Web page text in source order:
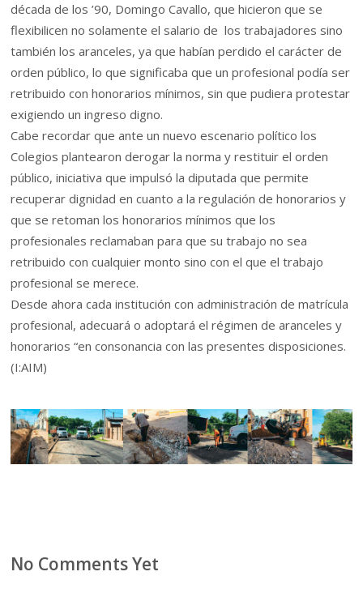
década de los ’90, Domingo Cavallo, que hicieron que se
flexibilicen no solamente el salario de los trabajadores sino
también los aranceles, ya que habían perdido el carácter de
orden público, lo que significaba que un profesional podía ser
retribuido con honorarios mínimos, sin que pudiera protestar
exigiendo un ingreso digno.
Cabe recordar que ante un nuevo escenario político los
Colegios plantearon derogar la norma y restituir el orden
público, iniciativa que impulsó la diputada que permite
recuperar dignidad en cuanto a la regulación de honorarios y
que se retoman los honorarios mínimos que los
profesionales reclamaban para que su trabajo no sea
retribuido con cualquier monto sino con el que el trabajo
profesional se merece.
Desde ahora cada institución con administración de matrícula
profesional, adecuará o adoptará el régimen de aranceles y
honorarios “en consonancia con las presentes disposiciones.
(I:AIM)
No Comments Yet